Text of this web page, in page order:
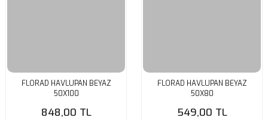
FLORAD HAVLUPAN BEYAZ
50X100
848,00 TL
FLORAD HAVLUPAN BEYAZ
50X80
549,00 TL